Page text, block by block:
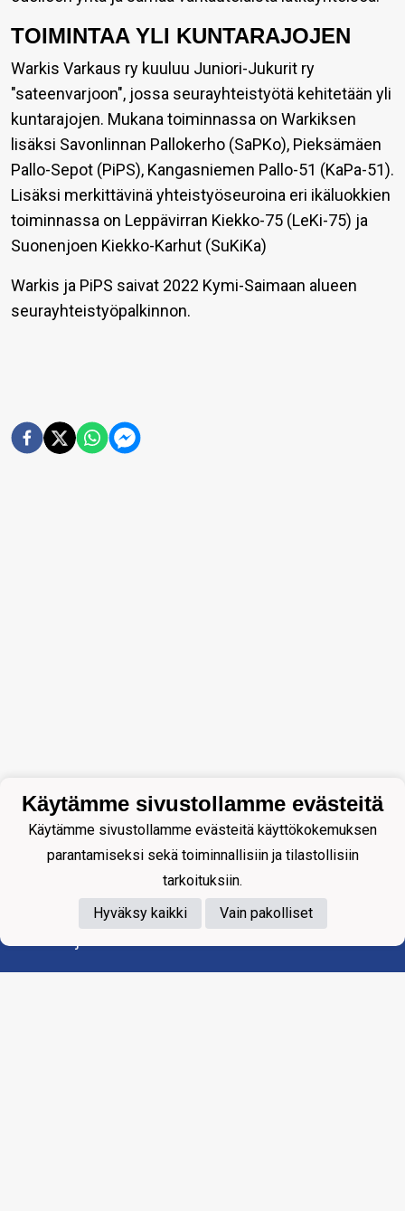
TOIMINTAA YLI KUNTARAJOJEN
Warkis Varkaus ry kuuluu Juniori-Jukurit ry
"sateenvarjoon", jossa seurayhteistyötä kehitetään yli
kuntarajojen. Mukana toiminnassa on Warkiksen
lisäksi Savonlinnan Pallokerho (SaPKo), Pieksämäen
Pallo-Sepot (PiPS), Kangasniemen Pallo-51 (KaPa-51).
Lisäksi merkittävinä yhteistyöseuroina eri ikäluokkien
toiminnassa on Leppävirran Kiekko-75 (LeKi-75) ja
Suonenjoen Kiekko-Karhut (SuKiKa)
Warkis ja PiPS saivat 2022 Kymi-Saimaan alueen
seurayhteistyöpalkinnon.
Käytämme sivustollamme evästeitä
Käytämme sivustollamme evästeitä käyttökokemuksen
parantamiseksi sekä toiminnallisiin ja tilastollisiin
tarkoituksiin.
Hyväksy kaikki
Vain pakolliset